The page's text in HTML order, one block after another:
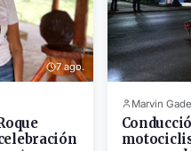
7 ago.
Marvin